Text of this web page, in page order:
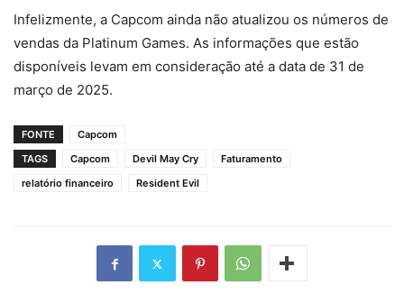
Infelizmente, a Capcom ainda não atualizou os números de
vendas da Platinum Games. As informações que estão
disponíveis levam em consideração até a data de 31 de
março de 2025.
FONTE
Capcom
TAGS
Capcom Devil May Cry
Faturamento
relatório financeiro
Resident Evil